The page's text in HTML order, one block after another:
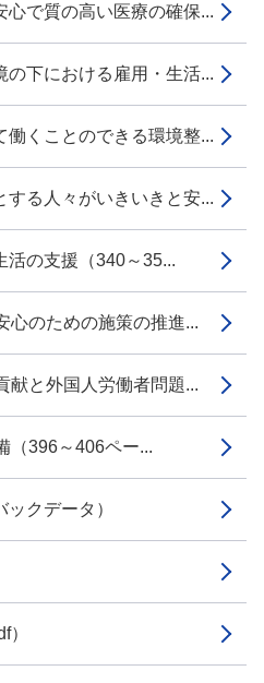
で質の高い医療の確保...
下における雇用・生活...
くことのできる環境整...
る人々がいきいきと安...
の支援（340～35...
のための施策の推進...
と外国人労働者問題...
396～406ペー...
クデータ）